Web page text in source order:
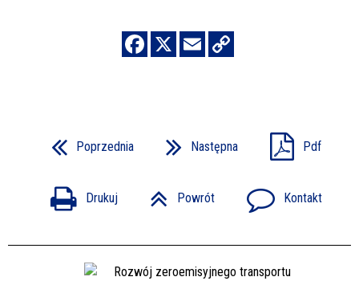
Poprzednia Następna Pdf
Drukuj Powrót Kontakt